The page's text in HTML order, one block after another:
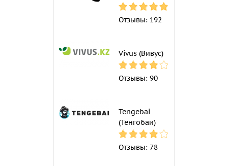
Отзывы: 192
Vivus (Вивус)
Отзывы: 90
Tengebai
(Тенгобаи)
Отзывы: 78